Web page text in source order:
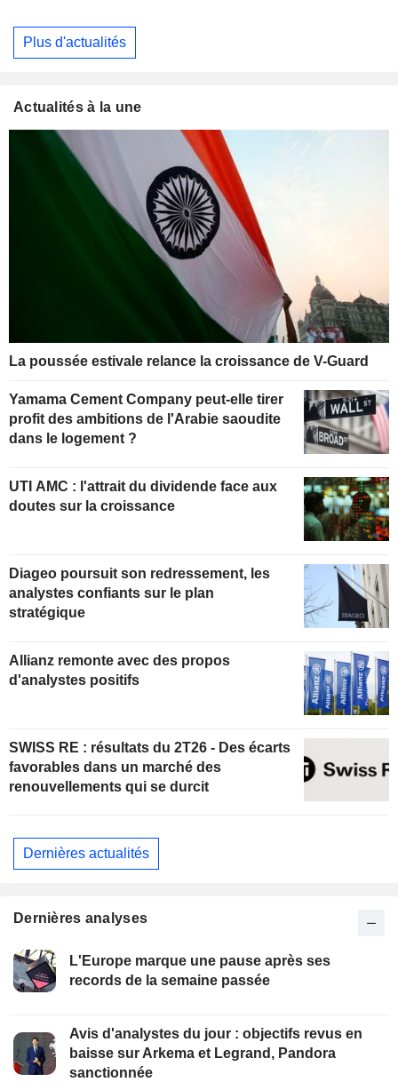
Plus d'actualités
Actualités à la une
La poussée estivale relance la croissance de V-Guard
Yamama Cement Company peut-elle tirer
profit des ambitions de l'Arabie saoudite
dans le logement ?
UTI AMC : l'attrait du dividende face aux
doutes sur la croissance
Diageo poursuit son redressement, les
analystes confiants sur le plan
stratégique
Allianz remonte avec des propos
d'analystes positifs
SWISS RE : résultats du 2T26 - Des écarts
favorables dans un marché des
renouvellements qui se durcit
Dernières actualités
Dernières analyses
L'Europe marque une pause après ses
records de la semaine passée
Avis d'analystes du jour : objectifs revus en
baisse sur Arkema et Legrand, Pandora
sanctionnée